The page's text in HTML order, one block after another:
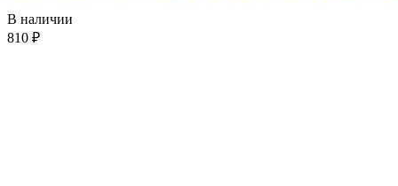
В наличии
810 ₽